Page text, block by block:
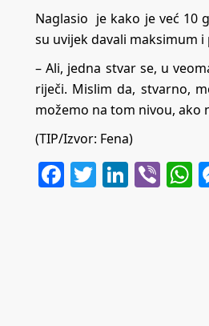
Naglasio je kako je već 10
su uvijek davali maksimum
– Ali, jedna stvar se, u
riječi. Mislim da, stvarno,
možemo na tom nivou, ako
(TIP/Izvor: Fena)
Facebook
Twitter